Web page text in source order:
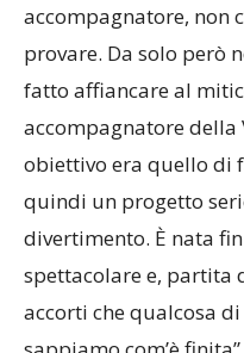
provare. Da solo però
quindi un progetto
accorti che qualcosa